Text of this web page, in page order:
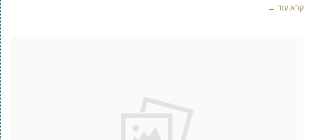
קרא עוד ←